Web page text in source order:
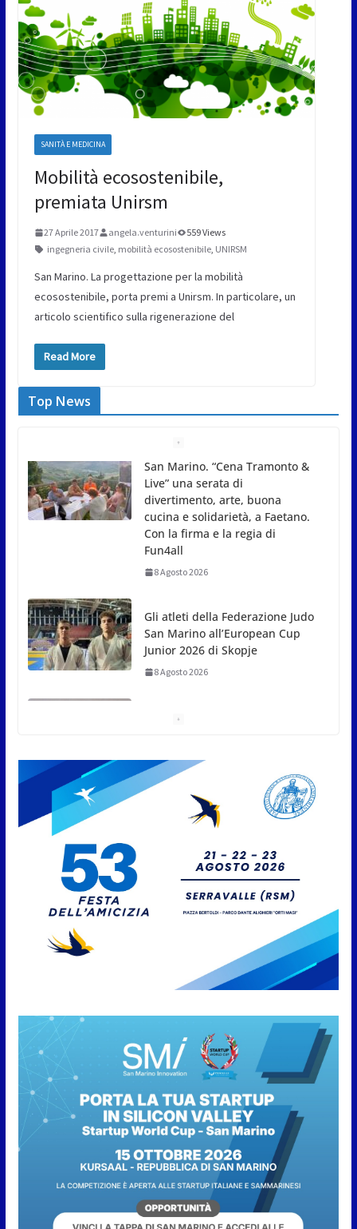
SANITÀ E MEDICINA
Mobilità ecosostenibile,
premiata Unirsm
27 Aprile 2017 angela.venturini
559 Views
ingegneria civile, mobilità ecosostenibile, UNIRSM
San Marino. La progettazione per la mobilità
ecosostenibile, porta premi a Unirsm. In particolare, un
articolo scientifico sulla rigenerazione del
Read More
Top News
Gli atleti della Federazione Judo
San Marino all’European Cup
Junior 2026 di Skopje
8 Agosto 2026
L’arte perde uno dei suoi
grande scultore Marcello
Sgattoni
8 Agosto 2026
San Marino Academy.
Femminile: quattro Primavera
aggregate alla Prima Squadra
8 Agosto 2026
San Marino. “Cena Tramonto &
Live” una serata di
cucina e solidarietà, a Faetano.
Con la firma e la regia di